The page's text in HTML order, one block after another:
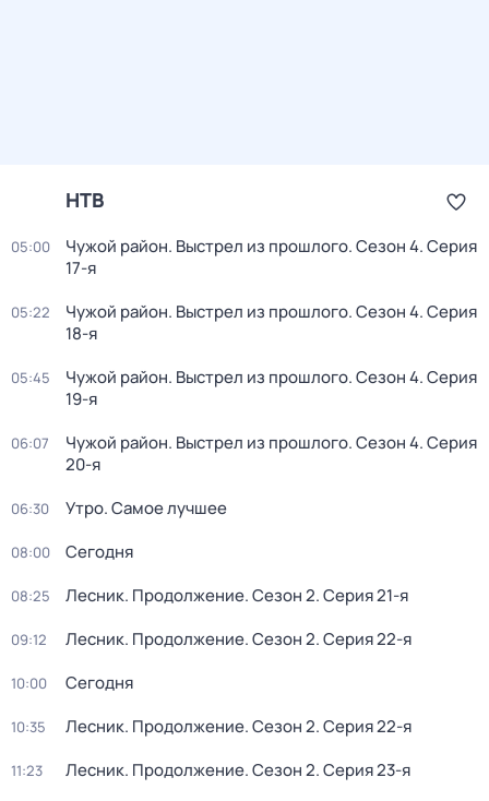
НТВ
05:00 Чужой район. Выстрел из прошлого. Сезон 4. Серия
17-я
05:22 Чужой район. Выстрел из прошлого. Сезон 4. Серия
18-я
05:45 Чужой район. Выстрел из прошлого. Сезон 4. Серия
19-я
06:07 Чужой район. Выстрел из прошлого. Сезон 4. Серия
20-я
06:30 Утро. Самое лучшее
08:00 Сегодня
08:25 Лесник. Продолжение. Сезон 2. Серия 21-я
09:12 Лесник. Продолжение. Сезон 2. Серия 22-я
10:00 Сегодня
10:35 Лесник. Продолжение. Сезон 2. Серия 22-я
11:23 Лесник. Продолжение. Сезон 2. Серия 23-я